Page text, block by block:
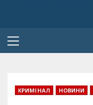
Primary
КРИМІНАЛ НОВИНИ